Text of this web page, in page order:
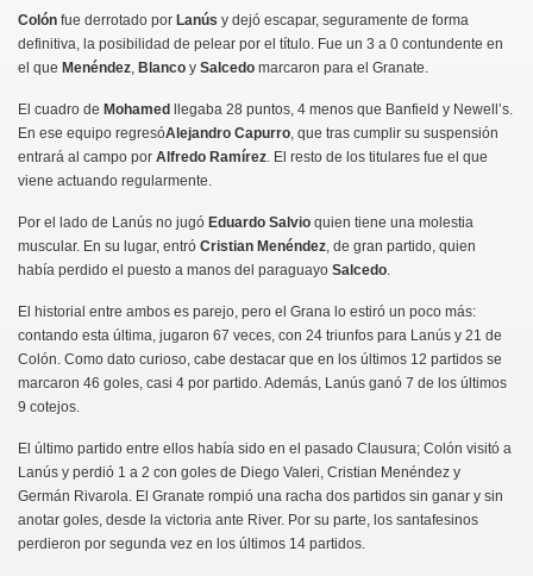
Colón fue derrotado por Lanús y dejó escapar, seguramente de forma
definitiva, la posibilidad de pelear por el título. Fue un 3 a 0 contundente en
el que Menéndez, Blanco y Salcedo marcaron para el Granate.
El cuadro de Mohamed
llegaba 28 puntos, 4 menos que Banfield y Newell’s.
En ese equipo regresóAlejandro Capurro, que tras cumplir su suspensión
entrará al campo por Alfredo Ramírez. El resto de los titulares fue el que
viene actuando regularmente.
Por el lado de Lanús no jugó Eduardo Salvio quien tiene una molestia
muscular. En su lugar, entró Cristian Menéndez, de gran partido, quien
había perdido el puesto a manos del paraguayo Salcedo.
El historial entre ambos es parejo, pero el Grana lo estiró un poco más:
contando esta última, jugaron 67 veces, con 24 triunfos para Lanús y 21 de
Colón. Como dato curioso, cabe destacar que en los últimos 12 partidos se
marcaron 46 goles, casi 4 por partido. Además, Lanús ganó 7 de los últimos
9 cotejos.
El último partido entre ellos había sido en el pasado Clausura; Colón visitó a
Lanús y perdió 1 a 2 con goles de Diego Valeri, Cristian Menéndez y
Germán Rivarola. El Granate rompió una racha dos partidos sin ganar y sin
anotar goles, desde la victoria ante River. Por su parte, los santafesinos
perdieron por segunda vez en los últimos 14 partidos.